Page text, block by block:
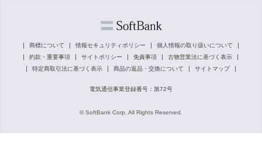
商標について 情報セキュリティポリシー
個人情報の取り扱いについて
約款・重要事項
サイトポリシー 免責事項
古物営業法に基づく表示
特定商取引法に基づく表示
商品の返品・交換について サイトマップ
電気通信事業登録番号：第72号
© SoftBank Corp. All Rights Reserved.